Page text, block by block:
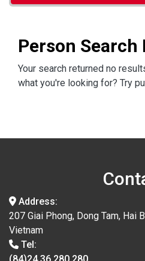
Person Search
Your search returned no
what you're looking for? Try
Address:
207 Giai Phong, Dong Tam, Hai
Vietnam
Tel: